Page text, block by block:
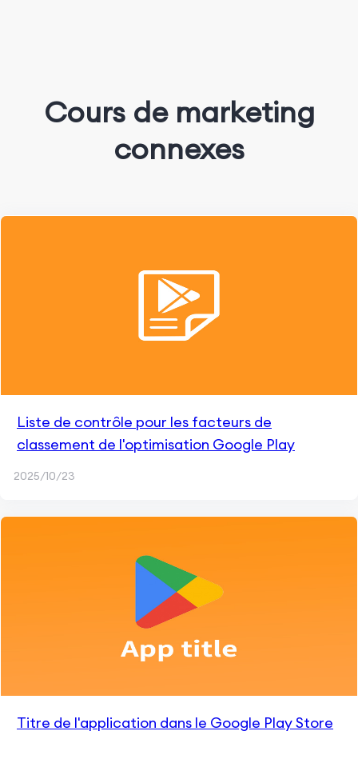
Cours de marketing
connexes
Liste de contrôle pour les facteurs de
classement de l'optimisation Google Play
2025/10/23
Titre de l'application dans le Google Play Store